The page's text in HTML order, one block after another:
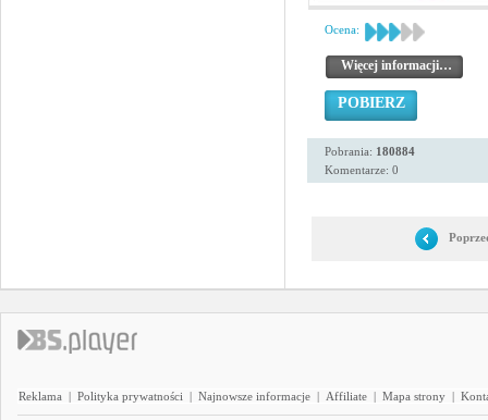
Ocena:
Więcej informacji…
POBIERZ
Pobrania: 180884
Komentarze: 0
Reklama | Polityka prywatności | Najnowsze informacje | Affiliate | Mapa strony |